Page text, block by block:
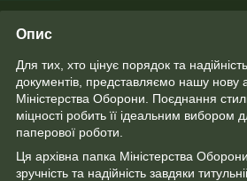
Опис
Для тих, хто цінує порядок та
документів, представляємо нашу нову
Міністерства Оборони. Поєднання
міцності робить її ідеальним вибором
паперової роботи.
Ця архівна папка Міністерства
зручність та надійність завдяки